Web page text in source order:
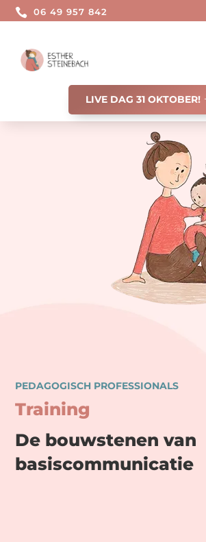
 06 49 957 842
LIVE DAG 31 OKTOBER!
PEDAGOGISCH PROFESSIONALS
Training
De bouwstenen van
basiscommunicatie